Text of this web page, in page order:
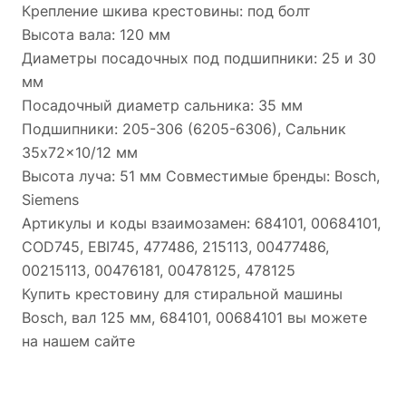
Крепление шкива крестовины: под болт
Высота вала: 120 мм
Диаметры посадочных под подшипники: 25 и 30
мм
Посадочный диаметр сальника: 35 мм
Подшипники: 205-306 (6205-6306), Сальник
35x72x10/12 мм
Высота луча: 51 мм Совместимые бренды: Bosch,
Siemens
Артикулы и коды взаимозамен: 684101, 00684101,
COD745, EBI745, 477486, 215113, 00477486,
00215113, 00476181, 00478125, 478125
Купить крестовину для стиральной машины
Bosch, вал 125 мм, 684101, 00684101 вы можете
на нашем сайте